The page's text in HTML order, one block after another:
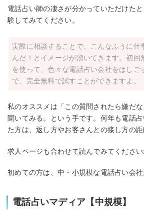
電話占い師の凄さが分かっていただけた
験してみてください。
実際に相談することで、こんなふうに仕
んだ！とイメージが湧いてきます。初回
を使って、色々な電話占い会社をはしご
で、完全無料で試すことができますよ。
私のオススメは「この質問されたら嫌だ
聞いてみる。という手です。何年も電話
た方は、返し方やお客さんとの接し方の距
求人ページも合わせて読んでみてください
初めての方は、中・小規模な電話占い会社
電話占いマディア【中規模】